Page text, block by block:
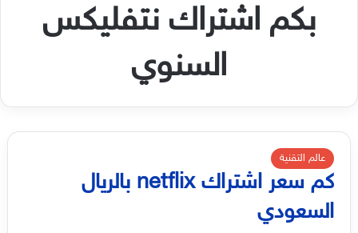
بكم اشتراك نتفلیکس
السنوي
عالم التقنية
كم سعر اشتراك netflix بالريال
السعودي